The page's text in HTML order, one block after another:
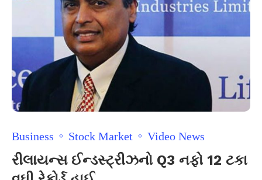
Business Stock Market Video News
રીલાયન્સ ઈન્ડસ્ટ્રીઝનો Q3 નફો 12 ટકા